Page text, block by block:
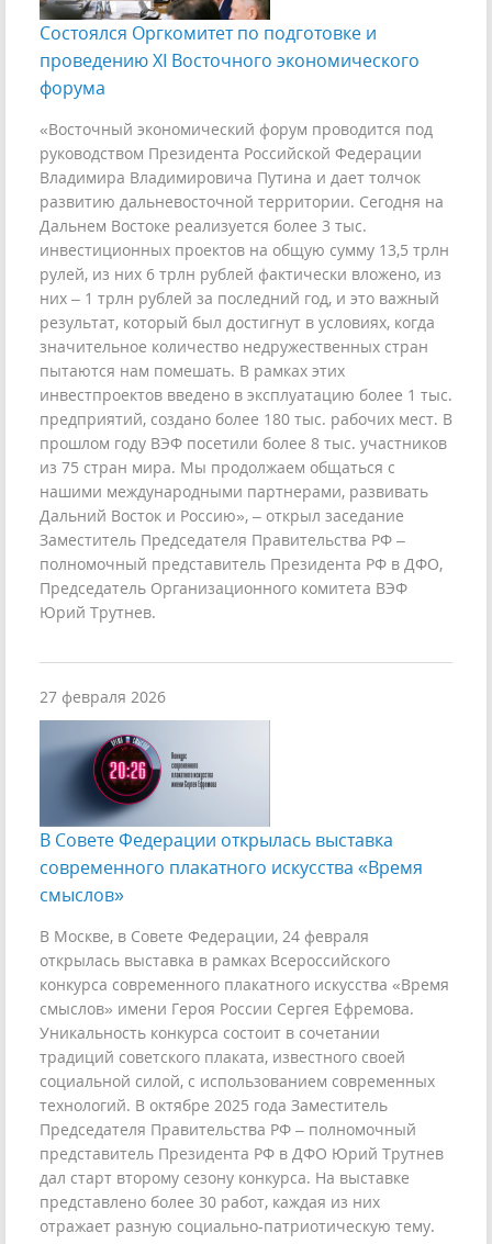
Состоялся Оргкомитет по подготовке и
проведению XI Восточного экономического
форума
«Восточный экономический форум проводится под
руководством Президента Российской Федерации
Владимира Владимировича Путина и дает толчок
развитию дальневосточной территории. Сегодня на
Дальнем Востоке реализуется более 3 тыс.
инвестиционных проектов на общую сумму 13,5 трлн
рулей, из них 6 трлн рублей фактически вложено, из
них – 1 трлн рублей за последний год, и это важный
результат, который был достигнут в условиях, когда
значительное количество недружественных стран
пытаются нам помешать. В рамках этих
инвестпроектов введено в эксплуатацию более 1 тыс.
предприятий, создано более 180 тыс. рабочих мест. В
прошлом году ВЭФ посетили более 8 тыс. участников
из 75 стран мира. Мы продолжаем общаться с
нашими международными партнерами, развивать
Дальний Восток и Россию», – открыл заседание
Заместитель Председателя Правительства РФ –
полномочный представитель Президента РФ в ДФО,
Председатель Организационного комитета ВЭФ
Юрий Трутнев.
27 февраля 2026
В Совете Федерации открылась выставка
современного плакатного искусства «Время
смыслов»
В Москве, в Совете Федерации, 24 февраля
открылась выставка в рамках Всероссийского
конкурса современного плакатного искусства «Время
смыслов» имени Героя России Сергея Ефремова.
Уникальность конкурса состоит в сочетании
традиций советского плаката, известного своей
социальной силой, с использованием современных
технологий. В октябре 2025 года Заместитель
Председателя Правительства РФ – полномочный
представитель Президента РФ в ДФО Юрий Трутнев
дал старт второму сезону конкурса. На выставке
представлено более 30 работ, каждая из них
отражает разную социально-патриотическую тему.